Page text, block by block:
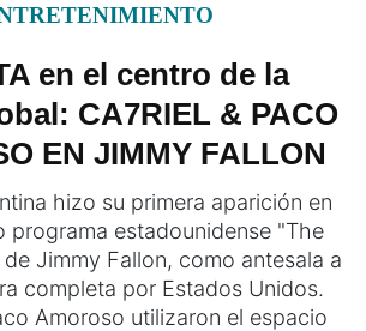
en el centro de la
CA7RIEL & PACO
EN JIMMY FALLON
hizo su primera aparición en
programa estadounidense "The
Jimmy Fallon, como antesala a
completa por Estados Unidos.
Amoroso utilizaron el espacio